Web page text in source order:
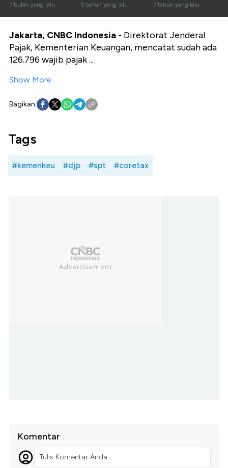
Coretax
7 bulan yang lalu 5 tahun yang lalu
Penyebabnya
7 tahun yang lalu
Jakarta, CNBC Indonesia - Direktorat Jenderal
Pajak, Kementerian Keuangan, mencatat sudah ada
126.796 wajib pajak ...
Show More
Bagikan:
Tags
#kemenkeu #djp #spt #coretax
Komentar
Tulis Komentar Anda...